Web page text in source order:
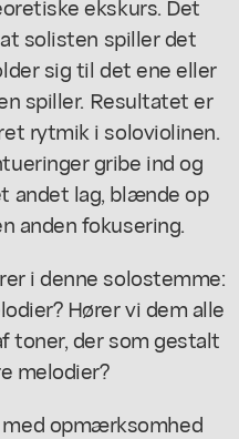
solisten spiller det
sig til det ene eller
spiller. Resultatet er
rytmik i soloviolinen.
gribe ind og
andet lag, blænde op
anden fokusering.
i denne solostemme:
Hører vi dem alle
toner, der som gestalt
melodier?
opmærksomhed